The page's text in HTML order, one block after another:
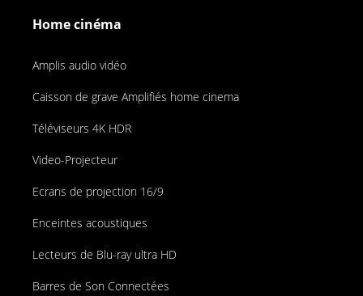
Home cinéma
Amplis audio vidéo
Caisson de grave Amplifiés home cinema
Téléviseurs 4K HDR
Video-Projecteur
Ecrans de projection 16/9
Enceintes acoustiques
Lecteurs de Blu-ray ultra HD
Barres de Son Connectées